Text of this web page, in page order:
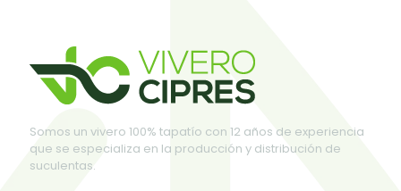
Somos un vivero 100% tapatío con 12 años de experiencia
que se especializa en la producción y distribución de
suculentas.